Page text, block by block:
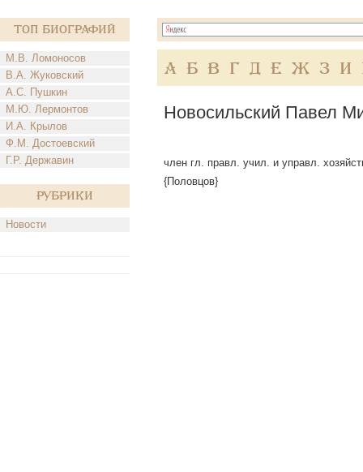
Топ Биографий
М.В. Ломоносов
В.А. Жуковский
А.С. Пушкин
М.Ю. Лермонтов
И.А. Крылов
Ф.М. Достоевский
Г.Р. Державин
Рубрики
Новости
А Б В Г Д Е Ж З И
Новосильский Павел
член гл. правл. учил. и управл.
{Половцов}